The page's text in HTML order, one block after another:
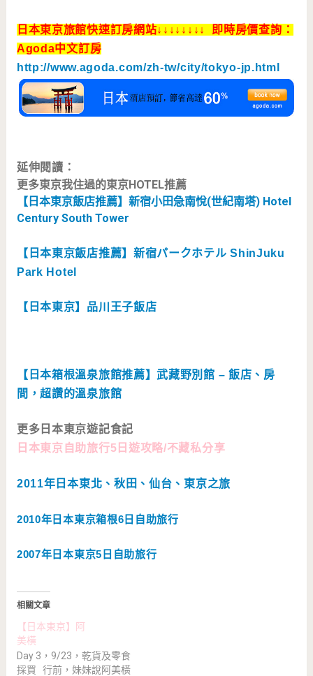
日本東京旅館快速訂房網站↓↓↓↓↓↓↓↓ 即時房價查詢：
Agoda中文訂房
http://www.agoda.com/zh-tw/city/tokyo-jp.html
延伸閱讀：
更多東京我住過的東京HOTEL推薦
【日本東京飯店推薦】新宿小田急南悅(世紀南塔) Hotel
Century South Tower
【日本東京飯店推薦】新宿パークホテル ShinJuku
Park Hotel
【日本東京】品川王子飯店
【日本箱根溫泉旅館推薦】武藏野別館 – 飯店、房
間，超讚的溫泉旅館
更多日本東京遊記食記
日本東京自助旅行5日遊攻略/不藏私分享
2011年日本東北、秋田、仙台、東京之旅
2010年日本東京箱根6日自助旅行
2007年日本東京5日自助旅行
相關文章
【日本東京】阿
美橫
Day 3，9/23，乾貨及零食
採買 行前，妹妹說阿美橫